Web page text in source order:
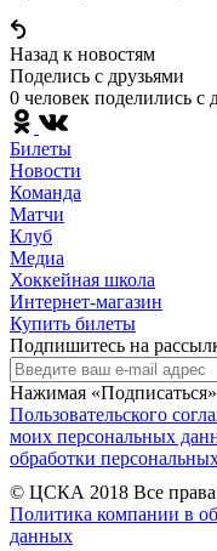
Назад к новостям
Поделись c друзьями
0 человек поделились c
Билеты
Новости
Команда
Матчи
Клуб
Медиа
Хоккейная школа
Интернет-магазин
Купить билеты
Подпишитесь на
Нажимая
Пользовательского
моих персональных
обработки
© ЦСКА 2018 Все
Политика компании в
данных